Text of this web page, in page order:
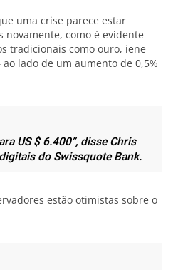
uma crise parece estar
novamente, como é evidente
tradicionais como ouro, iene
lado de um aumento de 0,5%
US $ 6.400”, disse Chris
do Swissquote Bank.
estão otimistas sobre o